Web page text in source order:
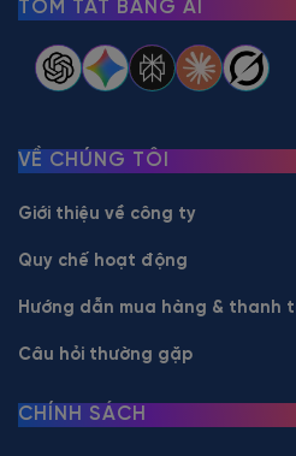
TÓM TẮT BẰNG AI
VỀ CHÚNG TÔI
Giới thiệu về công ty
Quy chế hoạt động
Hướng dẫn mua hàng & thanh
Câu hỏi thường gặp
CHÍNH SÁCH